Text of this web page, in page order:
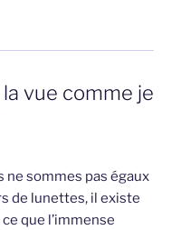
vue comme je
ne sommes pas égaux
de lunettes, il existe
que l’immense